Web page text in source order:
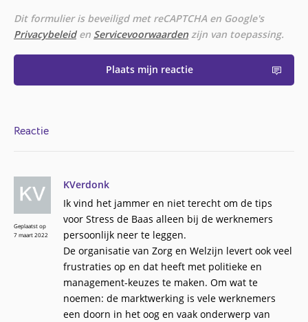
Dit formulier is beveiligd met reCAPTCHA en Google's
Privacybeleiden Servicevoorwaarden zijn van toepassing.
Plaats mijn reactie
Reactie
KVerdonk
Ik vind het jammer en niet terecht om de tips
voor Stress de Baas alleen bij de werknemers
persoonlijk neer te leggen.
De organisatie van Zorg en Welzijn levert ook veel
frustraties op en dat heeft met politieke en
management-keuzes te maken. Om wat te
noemen: de marktwerking is vele werknemers
een doorn in het oog en vaak onderwerp van
Geplaatst op
7 maart 2022